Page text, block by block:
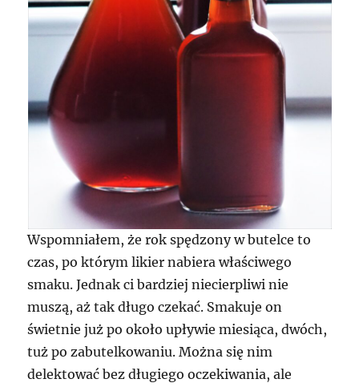
Wspomniałem, że rok spędzony w butelce to
czas, po którym likier nabiera właściwego
smaku. Jednak ci bardziej niecierpliwi nie
muszą, aż tak długo czekać. Smakuje on
świetnie już po około upływie miesiąca, dwóch,
tuż po zabutelkowaniu. Można się nim
delektować bez długiego oczekiwania, ale